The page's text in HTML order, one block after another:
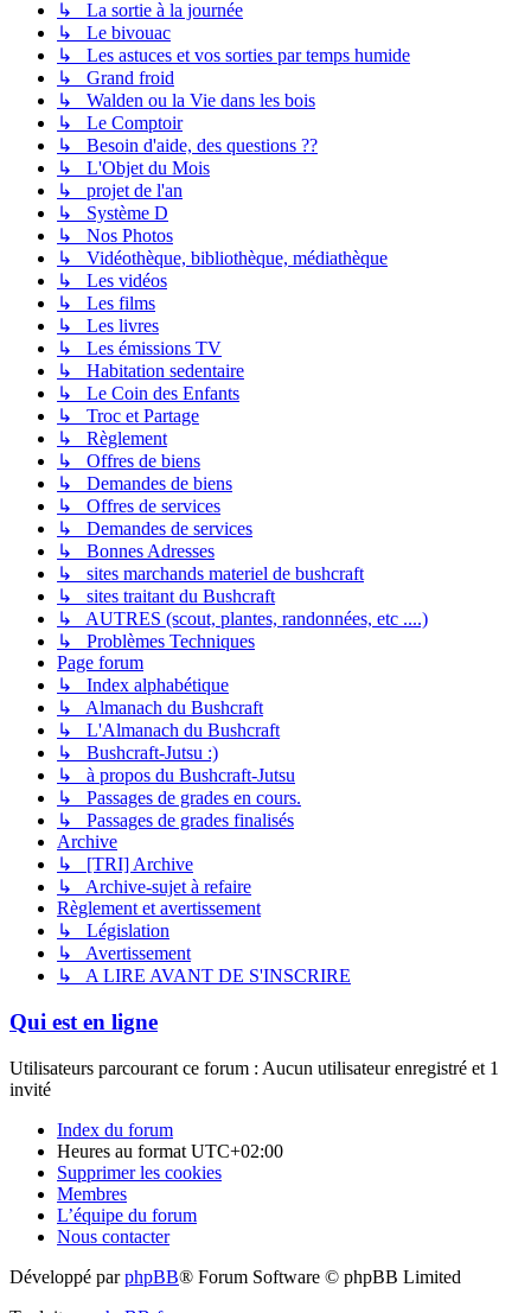
↳ La sortie à la journée
↳ Le bivouac
↳ Les astuces et vos sorties par temps humide
↳ Grand froid
↳ Walden ou la Vie dans les bois
↳ Le Comptoir
↳ Besoin d'aide, des questions ??
↳ L'Objet du Mois
↳ projet de l'an
↳ Système D
↳ Nos Photos
↳ Vidéothèque, bibliothèque, médiathèque
↳ Les vidéos
↳ Les films
↳ Les livres
↳ Les émissions TV
↳ Habitation sedentaire
↳ Le Coin des Enfants
↳ Troc et Partage
↳ Règlement
↳ Offres de biens
↳ Demandes de biens
↳ Offres de services
↳ Demandes de services
↳ Bonnes Adresses
↳ sites marchands materiel de bushcraft
↳ sites traitant du Bushcraft
↳ AUTRES (scout, plantes, randonnées, etc ....)
↳ Problèmes Techniques
Page forum
↳ Index alphabétique
↳ Almanach du Bushcraft
↳ L'Almanach du Bushcraft
↳ Bushcraft-Jutsu :)
↳ à propos du Bushcraft-Jutsu
↳ Passages de grades en cours.
↳ Passages de grades finalisés
Archive
↳ [TRI] Archive
↳ Archive-sujet à refaire
Règlement et avertissement
↳ Législation
↳ Avertissement
↳ A LIRE AVANT DE S'INSCRIRE
Qui est en ligne
Utilisateurs parcourant ce forum : Aucun utilisateur enregistré et 1
invité
Index du forum
Heures au format UTC+02:00
Supprimer les cookies
Membres
L’équipe du forum
Nous contacter
Développé parphpBB® Forum Software © phpBB Limited